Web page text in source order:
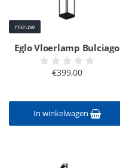
nieuw
Eglo Vloerlamp Bulciago
€399,00
In winkelwagen